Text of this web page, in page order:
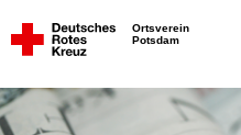
Ortsverein
Potsdam